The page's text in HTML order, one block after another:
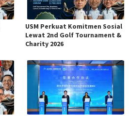
USM Perkuat Komitmen Sosial
Lewat 2nd Golf Tournament &
Charity 2026